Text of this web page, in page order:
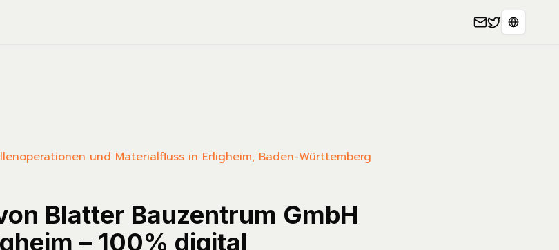
Select
und Materialfluss in Erligheim, Baden-Württemberg
Blatter Bauzentrum GmbH
– 100% digital